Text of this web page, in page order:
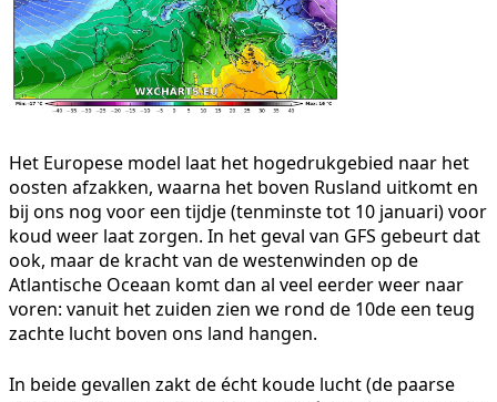
Het Europese model laat het hogedrukgebied naar het
oosten afzakken, waarna het boven Rusland uitkomt en
bij ons nog voor een tijdje (tenminste tot 10 januari) voor
koud weer laat zorgen. In het geval van GFS gebeurt dat
ook, maar de kracht van de westenwinden op de
Atlantische Oceaan komt dan al veel eerder weer naar
voren: vanuit het zuiden zien we rond de 10de een teug
zachte lucht boven ons land hangen.
In beide gevallen zakt de écht koude lucht (de paarse